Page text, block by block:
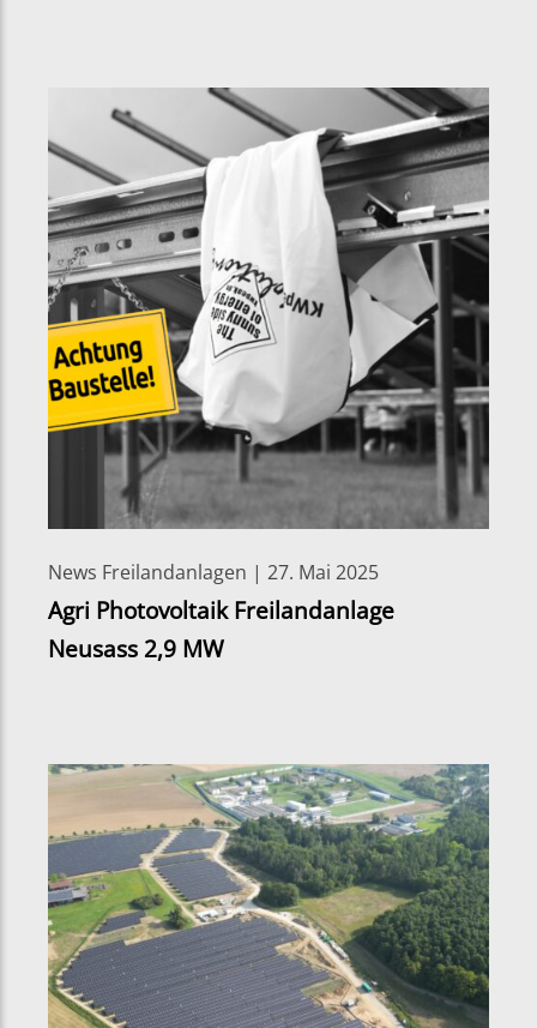
News Freilandanlagen | 27. Mai 2025
Agri Photovoltaik Freilandanlage
Neusass 2,9 MW